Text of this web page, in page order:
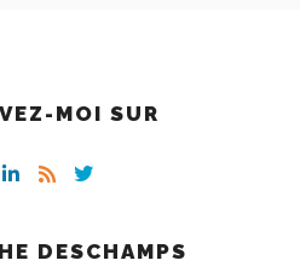
MOI SUR
DESCHAMPS